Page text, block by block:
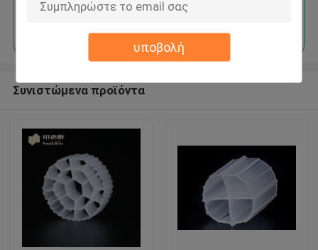
υποβολή
Συνιστώμενα προϊόντα